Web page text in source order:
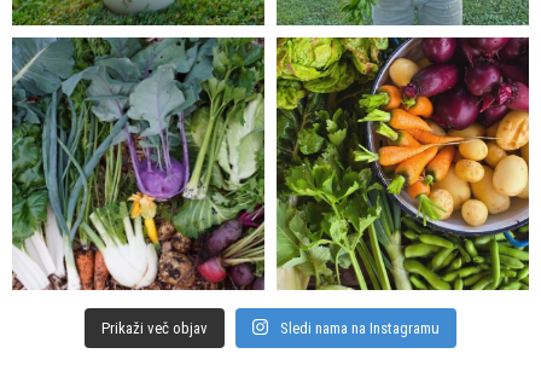
Prikaži več objav Sledi nama na Instagramu